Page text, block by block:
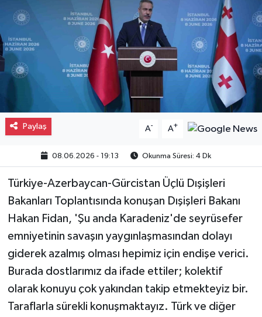
Paylaş A- A+
08.06.2026 - 19:13 Okunma Süresi: 4 Dk
Türkiye-Azerbaycan-Gürcistan Üçlü Dışişleri
Bakanları Toplantısında konuşan Dışişleri Bakanı
Hakan Fidan, 'Şu anda Karadeniz'de seyrüsefer
emniyetinin savaşın yaygınlaşmasından dolayı
giderek azalmış olması hepimiz için endişe verici.
Burada dostlarımız da ifade ettiler; kolektif
olarak konuyu çok yakından takip etmekteyiz bir.
Taraflarla sürekli konuşmaktayız. Türk ve diğer